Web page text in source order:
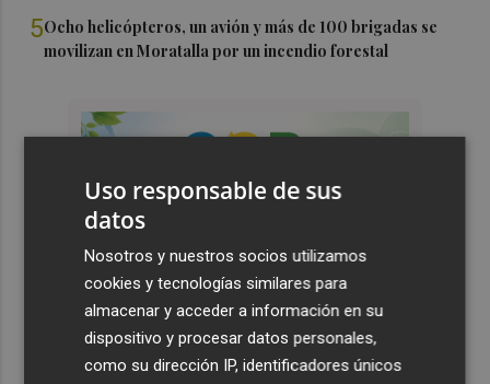
5Ocho helicópteros, un avión y más de 100 brigadas se
movilizan en Moratalla por un incendio forestal
Uso responsable de sus
datos
Nosotros y nuestros socios utilizamos
cookies y tecnologías similares para
almacenar y acceder a información en su
dispositivo y procesar datos personales,
como su dirección IP, identificadores únicos